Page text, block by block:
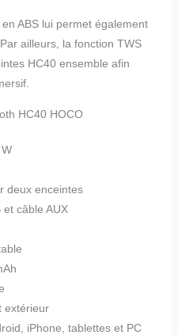
ABS lui permet également
ailleurs, la fonction TWS
HC40 ensemble afin
HC40 HOCO
deux enceintes
câble AUX
extérieur
iPhone, tablettes et PC